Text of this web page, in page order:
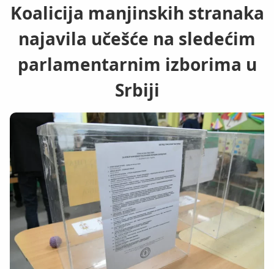
Koalicija manjinskih stranaka
najavila učešće na sledećim
parlamentarnim izborima u
Srbiji